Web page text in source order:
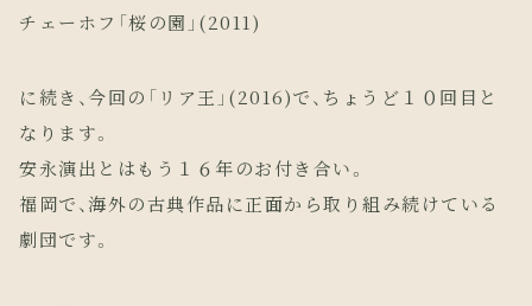
チェーホフ「桜の園」(2011)
に続き、今回の「リア王」(2016)で、ちょうど１０回目と
なります。
安永演出とはもう１６年のお付き合い。
福岡で、海外の古典作品に正面から取り組み続けている
劇団です。